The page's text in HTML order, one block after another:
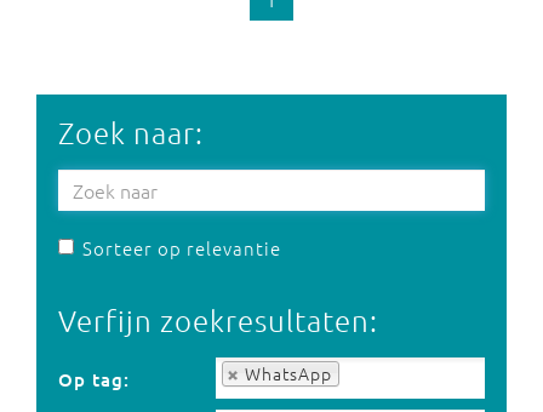
Zoek naar:
Sorteer op relevantie
Verfijn zoekresultaten:
Op tag: WhatsApp
Op tag: